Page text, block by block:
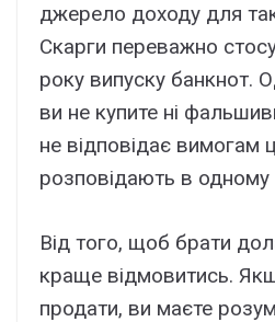
джерело доходу для
Скарги переважно
року випуску банкнот.
ви не купите ні
не відповідає вимогам
розповідають в одному
Від того, щоб брати
краще відмовитись.
продати, ви маєте